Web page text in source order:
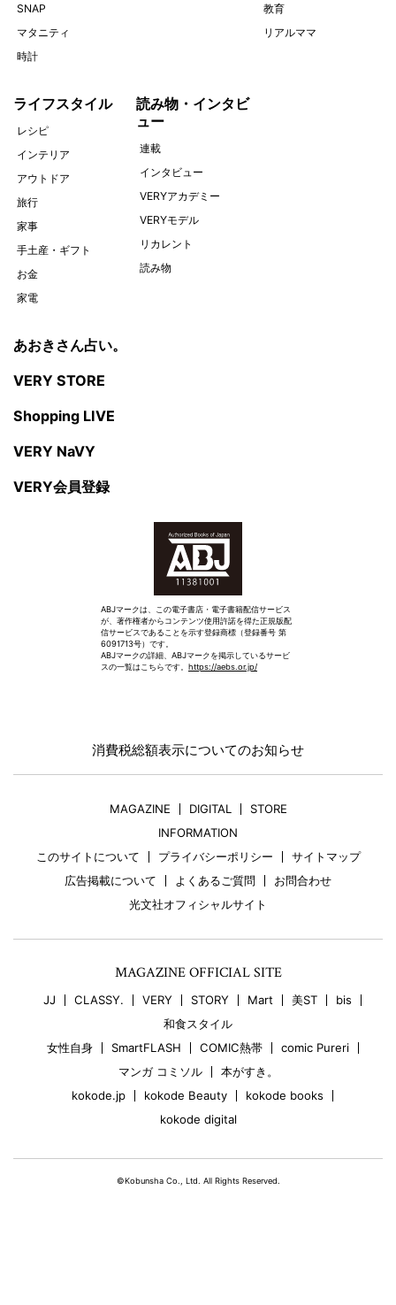
SNAP
マタニティ
時計
教育
リアルママ
ライフスタイル
レシピ
インテリア
アウトドア
旅行
家事
手土産・ギフト
お金
家電
読み物・インタビ
ュー
連載
インタビュー
VERYアカデミー
VERYモデル
リカレント
読み物
あおきさん占い。
VERY STORE
Shopping LIVE
VERY NaVY
VERY会員登録
ABJマークは、この電子書店・電子書籍配信サービス
が、著作権者からコンテンツ使用許諾を得た正規版配
信サービスであることを示す登録商標（登録番号 第
6091713号）です。
ABJマークの詳細、ABJマークを掲示しているサービ
スの一覧はこちらです。 https://aebs.or.jp/
消費税総額表示についてのお知らせ
MAGAZINE DIGITAL
STORE
INFORMATION
このサイトについて
プライバシーポリシー
サイトマップ
広告掲載について
よくあるご質問
お問合わせ
光文社オフィシャルサイト
MAGAZINE OFFICIAL SITE
JJ CLASSY. VERY STORY Mart 美ST
bis
和食スタイル
女性自身
SmartFLASH COMIC熱帯
comic Pureri
マンガ コミソル
本がすき。
kokode.jp
kokode Beauty
kokode books
kokode digital
©Kobunsha Co., Ltd. All Rights Reserved.